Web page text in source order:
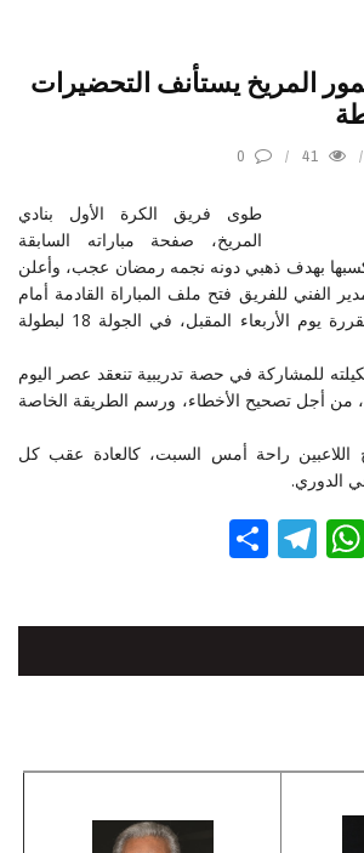
المريخ يستأنف التحضيرات
41
0
طوى فريق الكرة الأول بنادي
المريخ، صفحة مباراته السابقة
بهدف ذهبي دونه نجمه رمضان عجب، وأعلن
الفني للفريق فتح ملف المباراة القادمة أمام
الشرطة القضارف، المقررة يوم الأربعاء المقبل، في الجولة 18 لبطولة
للمشاركة في حصة تدريبية تنعقد عصر اليوم
من أجل تصحيح الأخطاء، ورسم الطريقة الخاصة
اللاعبين راحة أمس السبت، كالعادة عقب كل
الدوري.
LinkedIn
WhatsApp
Telegram